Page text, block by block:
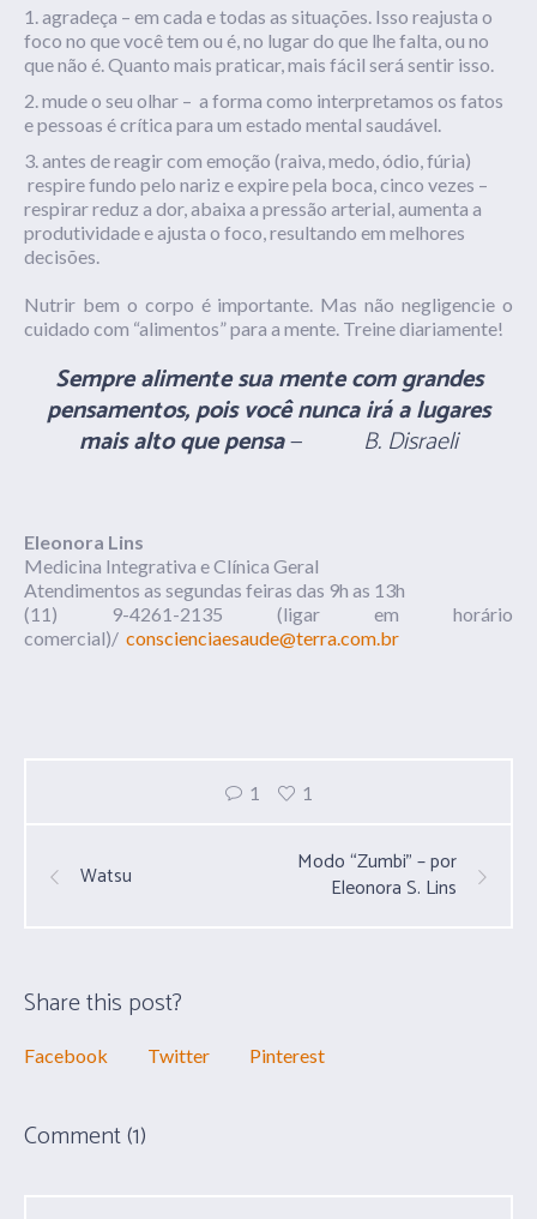
agradeça – em cada e todas as situações. Isso reajusta o
foco no que você tem ou é, no lugar do que lhe falta, ou no
que não é. Quanto mais praticar, mais fácil será sentir isso.
mude o seu olhar – a forma como interpretamos os fatos
e pessoas é crítica para um estado mental saudável.
antes de reagir com emoção (raiva, medo, ódio, fúria)
respire fundo pelo nariz e expire pela boca, cinco vezes –
respirar reduz a dor, abaixa a pressão arterial, aumenta a
produtividade e ajusta o foco, resultando em melhores
decisões.
Nutrir bem o corpo é importante. Mas não negligencie o
cuidado com “alimentos” para a mente. Treine diariamente!
Sempre alimente sua mente com grandes
pensamentos, pois você nunca irá a lugares
mais alto que pensa— B. Disraeli
Eleonora Lins
Medicina Integrativa e Clínica Geral
Atendimentos as segundas feiras das 9h as 13h
(11) 9-4261-2135 (ligar em horário
comercial)/ conscienciaesaude@terra.com.br
1 1
Watsu
Modo “Zumbi” – por
Eleonora S. Lins
Share this post?
Facebook Twitter Pinterest
Comment (1)